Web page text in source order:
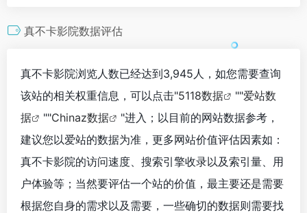
真不卡影院数据评估
真不卡影院浏览人数已经达到3,945人，如您需要查询
该站的相关权重信息，可以点击"5118数据 ""爱站数
据
""Chinaz数据
"进入；以目前的网站数据参考，
建议您以爱站的数据为准，更多网站价值评估因素如：
真不卡影院的访问速度、搜索引擎收录以及索引量、用
户体验等；当然要评估一个站的价值，最主要还是需要
根据您自身的需求以及需要，一些确切的数据则需要找